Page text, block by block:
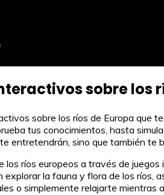
sobre los
sobre los ríos de Europa que
tus conocimientos, hasta
entretendrán, sino que también te
los ríos europeos a través de
la fauna y flora de los ríos,
o simplemente relajarte mientras